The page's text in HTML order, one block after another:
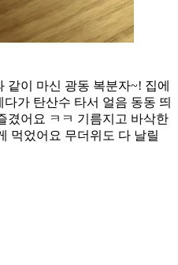
같이 마신 광동 복분자~! 집에
가 탄산수 타서 얼음 동동 띄
겼어요 ㅋㅋ 기름지고 바삭한
먹었어요 무더위도 다 날릴